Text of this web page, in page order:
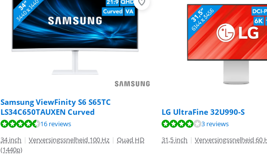
Samsung ViewFinity S6 S65TC
LS34C650TAUXEN Curved
Beoordeling is 8,5 van de 10, gebaseerd op 16 reviews.
16 reviews
34 inch | Verversingssnelheid 100 Hz | Quad HD
(1440p)
LG UltraFine 32U990-S
Beoordeling is 8,4 van de 10, gebaseerd op 3 reviews.
3 reviews
31,5 inch | Verversingssnelheid 60